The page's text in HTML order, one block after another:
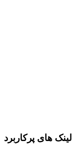
لینک های پرکاربرد